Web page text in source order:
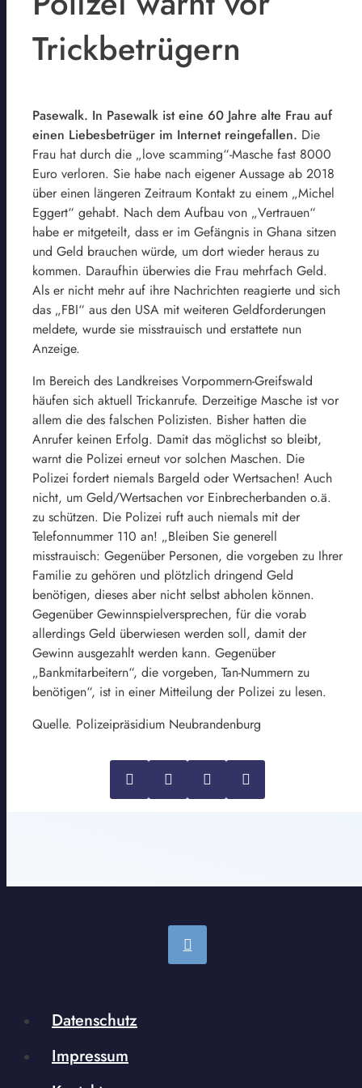
Trickbetrügern
Pasewalk. In Pasewalk ist eine 60 Jahre alte Frau auf
einen Liebesbetrüger im Internet reingefallen. Die
Frau hat durch die „love scamming“-Masche fast 8000
Euro verloren. Sie habe nach eigener Aussage ab 2018
über einen längeren Zeitraum Kontakt zu einem „Michel
Eggert“ gehabt. Nach dem Aufbau von „Vertrauen“
habe er mitgeteilt, dass er im Gefängnis in Ghana sitzen
und Geld brauchen würde, um dort wieder heraus zu
kommen. Daraufhin überwies die Frau mehrfach Geld.
Als er nicht mehr auf ihre Nachrichten reagierte und sich
das „FBI“ aus den USA mit weiteren Geldforderungen
meldete, wurde sie misstrauisch und erstattete nun
Anzeige.
Im Bereich des Landkreises Vorpommern-Greifswald
häufen sich aktuell Trickanrufe. Derzeitige Masche ist vor
allem die des falschen Polizisten. Bisher hatten die
Anrufer keinen Erfolg. Damit das möglichst so bleibt,
warnt die Polizei erneut vor solchen Maschen. Die
Polizei fordert niemals Bargeld oder Wertsachen! Auch
nicht, um Geld/Wertsachen vor Einbrecherbanden o.ä.
zu schützen. Die Polizei ruft auch niemals mit der
Telefonnummer 110 an! „Bleiben Sie generell
misstrauisch: Gegenüber Personen, die vorgeben zu Ihrer
Familie zu gehören und plötzlich dringend Geld
benötigen, dieses aber nicht selbst abholen können.
Gegenüber Gewinnspielversprechen, für die vorab
allerdings Geld überwiesen werden soll, damit der
Gewinn ausgezahlt werden kann. Gegenüber
„Bankmitarbeitern“, die vorgeben, Tan-Nummern zu
benötigen“, ist in einer Mitteilung der Polizei zu lesen.
Quelle. Polizeipräsidium Neubrandenburg
Datenschutz
Impressum